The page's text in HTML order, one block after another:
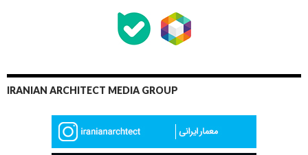
IRANIAN ARCHITECT MEDIA GROUP